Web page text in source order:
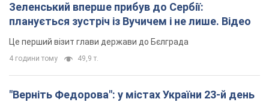
Зеленський вперше прибув до Сербії:
планується зустріч із Вучичем і не лише. Відео
Це перший візит глави держави до Бєлграда
4 години тому 49,9 т.
"Верніть Федорова": у містах України 23-й день